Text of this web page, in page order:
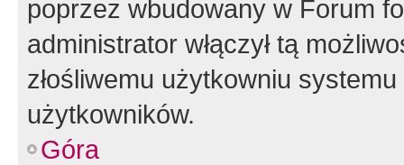
poprzez wbudowany w Forum
administrator włączył tą
złośliwemu użytkowniu
użytkowników.
Góra